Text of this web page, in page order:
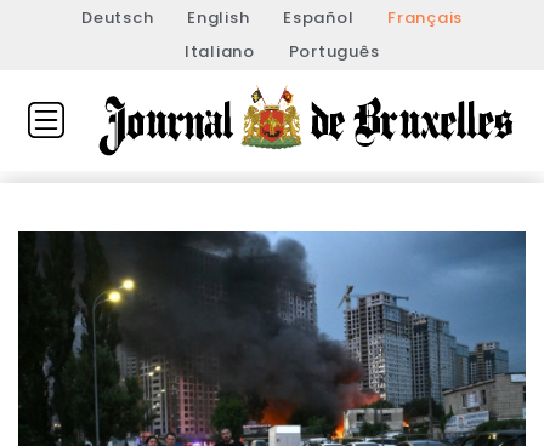
Deutsch English Español
Français
Italiano
Português